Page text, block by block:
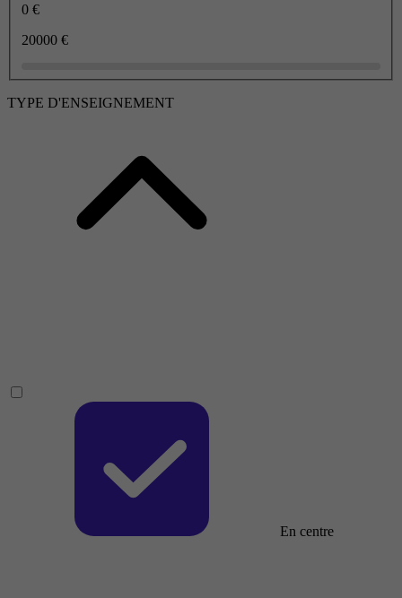
0 €
20000 €
TYPE D'ENSEIGNEMENT
En centre